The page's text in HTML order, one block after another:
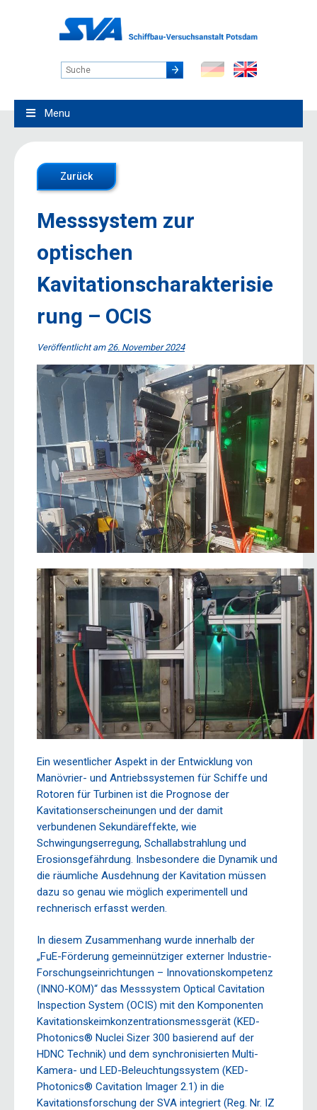
Menu
Zurück
Messsystem zur
optischen
Kavitationscharakterisie
rung – OCIS
Veröffentlicht am 26. November 2024
Ein wesentlicher Aspekt in der Entwicklung von
Manövrier- und Antriebssystemen für Schiffe und
Rotoren für Turbinen ist die Prognose der
Kavitationserscheinungen und der damit
verbundenen Sekundäreffekte, wie
Schwingungserregung, Schallabstrahlung und
Erosionsgefährdung. Insbesondere die Dynamik und
die räumliche Ausdehnung der Kavitation müssen
dazu so genau wie möglich experimentell und
rechnerisch erfasst werden.
In diesem Zusammenhang wurde innerhalb der
„FuE-Förderung gemeinnütziger externer Industrie-
Forschungseinrichtungen – Innovationskompetenz
(INNO-KOM)“ das Messsystem Optical Cavitation
Inspection System (OCIS) mit den Komponenten
Kavitationskeimkonzentrationsmessgerät (KED-
Photonics® Nuclei Sizer 300 basierend auf der
HDNC Technik) und dem synchronisierten Multi-
Kamera- und LED-Beleuchtungssystem (KED-
Photonics® Cavitation Imager 2.1) in die
Kavitationsforschung der SVA integriert (Reg. Nr. IZ